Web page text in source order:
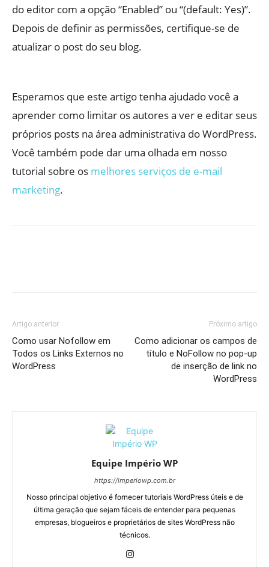
do editor com a opção “Enabled” ou “(default: Yes)”.
Depois de definir as permissões, certifique-se de
atualizar o post do seu blog.
Esperamos que este artigo tenha ajudado você a
aprender como limitar os autores a ver e editar seus
próprios posts na área administrativa do WordPress.
Você também pode dar uma olhada em nosso
tutorial sobre os melhores serviços de e-mail
marketing.
Artigo anterior
Como usar Nofollow em
Todos os Links Externos no
WordPress
Próximo artigo
Como adicionar os campos de
título e NoFollow no pop-up
de inserção de link no
WordPress
Equipe Império WP
https://imperiowp.com.br
Nosso principal objetivo é fornecer tutoriais WordPress úteis e de
última geração que sejam fáceis de entender para pequenas
empresas, blogueiros e proprietários de sites WordPress não
técnicos.